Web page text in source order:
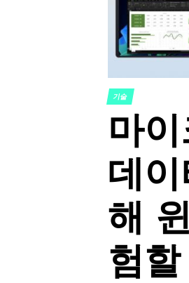
POSTED
기술
마
데
해
험